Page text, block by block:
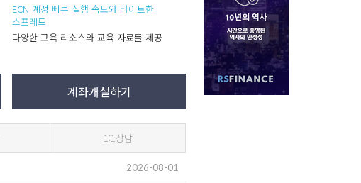
ECN 계정 빠른 실행 속도와 타이트한
스프레드
다양한 교육 리소스와 교육 자료를 제공
계좌개설하기
1:1상담
2026-08-01